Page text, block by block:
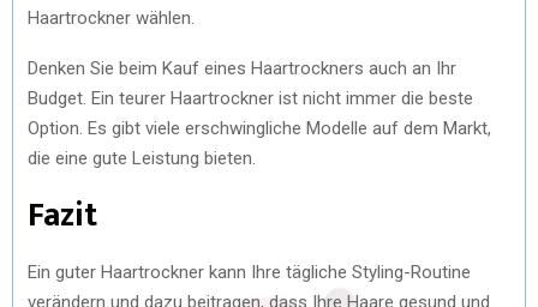
Haartrockner wählen.
Denken Sie beim Kauf eines Haartrockners auch an Ihr
Budget. Ein teurer Haartrockner ist nicht immer die beste
Option. Es gibt viele erschwingliche Modelle auf dem Markt,
die eine gute Leistung bieten.
Fazit
Ein guter Haartrockner kann Ihre tägliche Styling-Routine
verändern und dazu beitragen, dass Ihre Haare gesund und